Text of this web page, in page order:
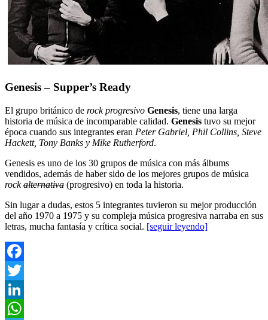
Genesis – Supper’s Ready
El grupo británico de rock progresivo Genesis, tiene una larga
historia de música de incomparable calidad. Genesis tuvo su mejor
época cuando sus integrantes eran Peter Gabriel, Phil Collins, Steve
Hackett, Tony Banks y Mike Rutherford.
Genesis es uno de los 30 grupos de música con más álbums
vendidos, además de haber sido de los mejores grupos de música
rockalternativa (progresivo) en toda la historia.
Sin lugar a dudas, estos 5 integrantes tuvieron su mejor producción
del año 1970 a 1975 y su compleja música progresiva narraba en sus
letras, mucha fantasía y crítica social. [seguir leyendo]
Facebook
Twitter
LinkedIn